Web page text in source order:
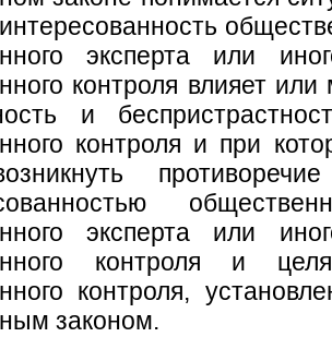
эксперта или
контроля влияет
и
контроля и при
эксперта или
контроля и
контроля,
законом.